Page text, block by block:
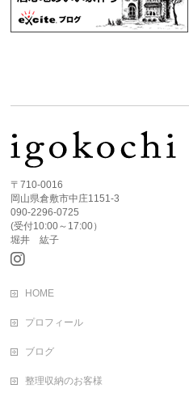
〒710-0016
岡山県倉敷市中庄1151-3
090-2296-0725
(受付10:00～17:00）
堀井 紘子
HOME
プロフィール
ブログ
整理収納のお客様